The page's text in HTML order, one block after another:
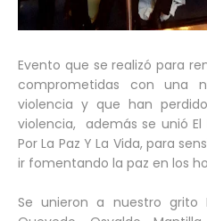
Evento que se realizó para
comprometidas con una
violencia y que han
violencia, además se unió
Por La Paz Y La Vida, para
ir fomentando la paz en los
Se unieron a nuestro